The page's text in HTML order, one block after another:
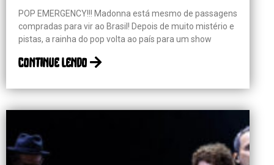
POP EMERGENCY!!! Madonna está mesmo de passagens
compradas para vir ao Brasil! Depois de muito mistério e
pistas, a rainha do pop volta ao país para um show
continue lendo